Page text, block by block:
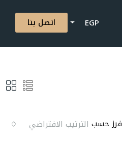
EGP اتصل بنا
فرز حسب الترتيب الافتراضي